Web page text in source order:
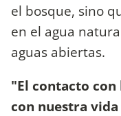
el bosque, sino
en el agua
aguas abiertas.
"El contacto con
con nuestra